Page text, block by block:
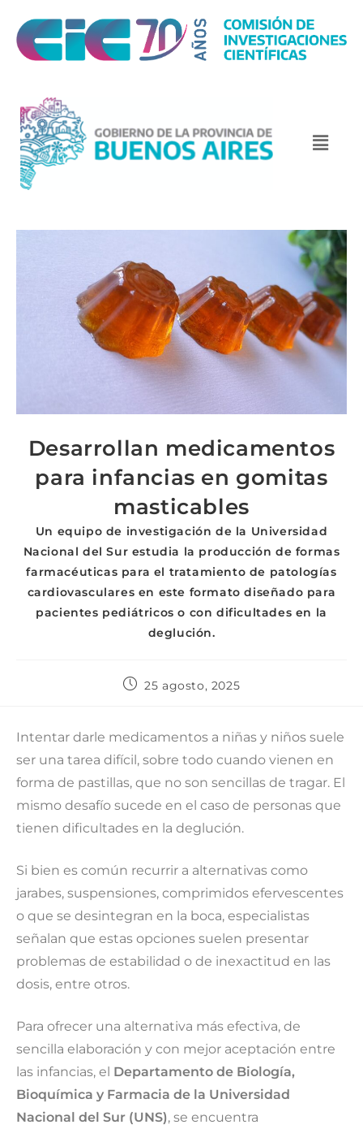
Desarrollan medicamentos
para infancias en gomitas
masticables
Un equipo de investigación de la Universidad
Nacional del Sur estudia la producción de formas
farmacéuticas para el tratamiento de patologías
cardiovasculares en este formato diseñado para
pacientes pediátricos o con dificultades en la
deglución.
25 agosto, 2025
Intentar darle medicamentos a niñas y niños suele
ser una tarea difícil, sobre todo cuando vienen en
forma de pastillas, que no son sencillas de tragar. El
mismo desafío sucede en el caso de personas que
tienen dificultades en la deglución.
Si bien es común recurrir a alternativas como
jarabes, suspensiones, comprimidos efervescentes
o que se desintegran en la boca, especialistas
señalan que estas opciones suelen presentar
problemas de estabilidad o de inexactitud en las
dosis, entre otros.
Para ofrecer una alternativa más efectiva, de
sencilla elaboración y con mejor aceptación entre
las infancias, el Departamento de Biología,
Bioquímica y Farmacia de la Universidad
Nacional del Sur (UNS), se encuentra